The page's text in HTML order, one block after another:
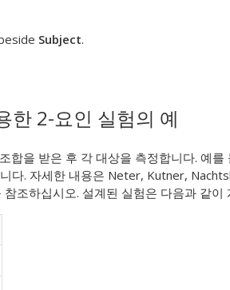
Subject.
한 2-요인 실험의 예
합을 받은 후 각 대상을 측정합니다. 예를
다. 자세한 내용은 Neter, Kutner,
조하십시오. 설계된 실험은 다음과 같이